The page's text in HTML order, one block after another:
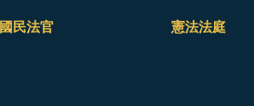
國民法官 憲法法庭